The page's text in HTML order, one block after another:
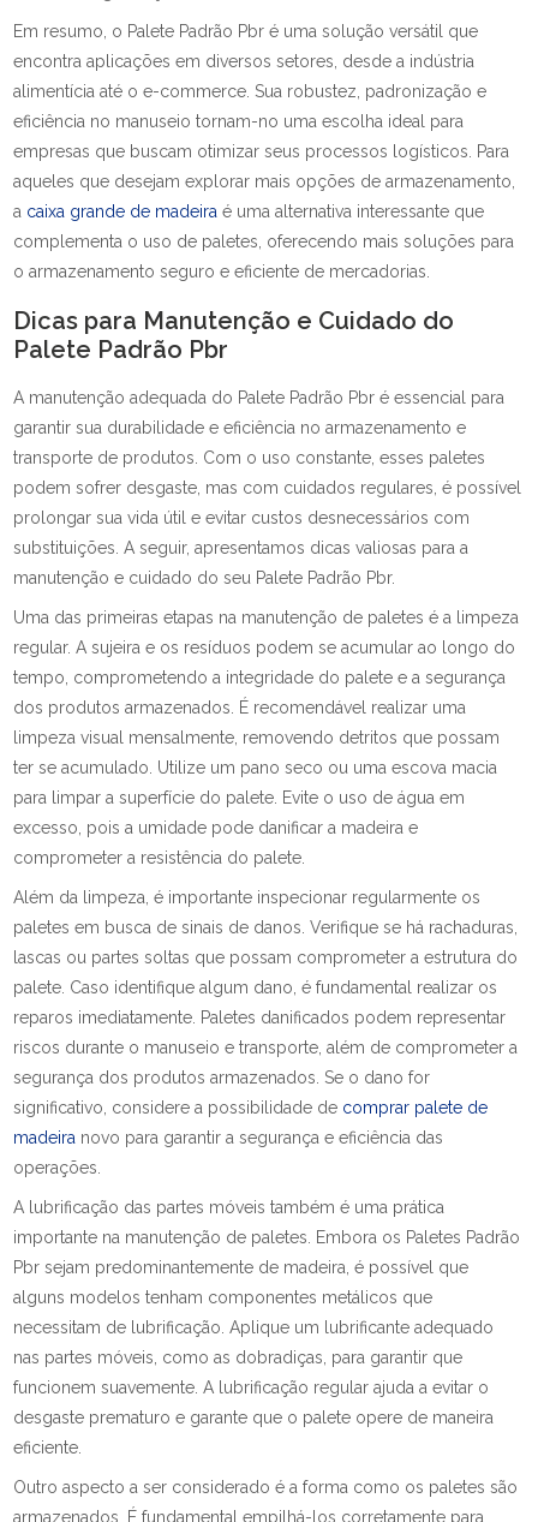
Em resumo, o Palete Padrão Pbr é uma solução versátil que
encontra aplicações em diversos setores, desde a indústria
alimentícia até o e-commerce. Sua robustez, padronização e
eficiência no manuseio tornam-no uma escolha ideal para
empresas que buscam otimizar seus processos logísticos. Para
aqueles que desejam explorar mais opções de armazenamento,
a caixa grande de madeiraé uma alternativa interessante que
complementa o uso de paletes, oferecendo mais soluções para
o armazenamento seguro e eficiente de mercadorias.
Dicas para Manutenção e Cuidado do
Palete Padrão Pbr
A manutenção adequada do Palete Padrão Pbr é essencial para
garantir sua durabilidade e eficiência no armazenamento e
transporte de produtos. Com o uso constante, esses paletes
podem sofrer desgaste, mas com cuidados regulares, é possível
prolongar sua vida útil e evitar custos desnecessários com
substituições. A seguir, apresentamos dicas valiosas para a
manutenção e cuidado do seu Palete Padrão Pbr.
Uma das primeiras etapas na manutenção de paletes é a limpeza
regular. A sujeira e os resíduos podem se acumular ao longo do
tempo, comprometendo a integridade do palete e a segurança
dos produtos armazenados. É recomendável realizar uma
limpeza visual mensalmente, removendo detritos que possam
ter se acumulado. Utilize um pano seco ou uma escova macia
para limpar a superfície do palete. Evite o uso de água em
excesso, pois a umidade pode danificar a madeira e
comprometer a resistência do palete.
Além da limpeza, é importante inspecionar regularmente os
paletes em busca de sinais de danos. Verifique se há rachaduras,
lascas ou partes soltas que possam comprometer a estrutura do
palete. Caso identifique algum dano, é fundamental realizar os
reparos imediatamente. Paletes danificados podem representar
riscos durante o manuseio e transporte, além de comprometer a
segurança dos produtos armazenados. Se o dano for
significativo, considere a possibilidade de comprar palete de
madeira novo para garantir a segurança e eficiência das
operações.
A lubrificação das partes móveis também é uma prática
importante na manutenção de paletes. Embora os Paletes Padrão
Pbr sejam predominantemente de madeira, é possível que
alguns modelos tenham componentes metálicos que
necessitam de lubrificação. Aplique um lubrificante adequado
nas partes móveis, como as dobradiças, para garantir que
funcionem suavemente. A lubrificação regular ajuda a evitar o
desgaste prematuro e garante que o palete opere de maneira
eficiente.
Outro aspecto a ser considerado é a forma como os paletes são
armazenados. É fundamental empilhá-los corretamente para